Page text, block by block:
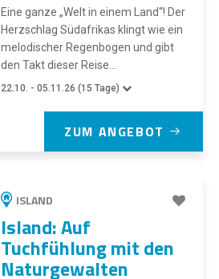
Eine ganze „Welt in einem Land“! Der
Herzschlag Südafrikas klingt wie ein
melodischer Regenbogen und gibt
den Takt dieser Reise...
22.10. - 05.11.26 (15 Tage)
ZUM ANGEBOT
ISLAND
Island: Auf
Tuchfühlung mit den
Naturgewalten